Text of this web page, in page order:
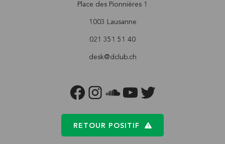
Place des Pionnières 1
1003 Lausanne
021 351 51 40
desk@dclub.ch
FACEBOOKINSTAGRAM
SOUNDCLOUD
YOUTUBETWITTER
RETOUR POSITIF